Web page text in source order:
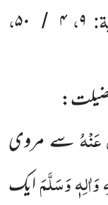
۹،۴ / ۵۰،
سے مروی
وَاٰلِہٖ وَسَلَّمَایک